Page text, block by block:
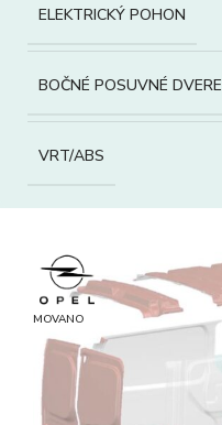
ELEKTRICKÝ POHON
BOČNÉ POSUVNÉ DVERE
VRT/ABS
MOVANO